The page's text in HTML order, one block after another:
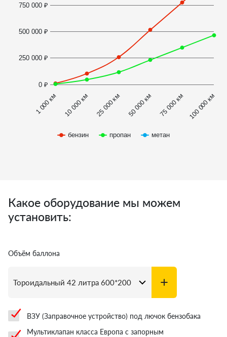
бензин пропан метан
1 000 км 10 000 км 25 000 км 50 000 км 75 000 км 100 000 км
0 ₽
250 000 ₽
500 000 ₽
750 000 ₽
Какое оборудование мы можем
установить:
Объём баллона
ВЗУ (Заправочное устройство) под лючок бензобака
Мультиклапан класса Европа с запорным